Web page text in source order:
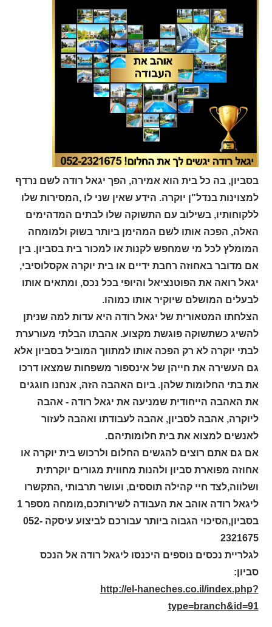
בסביון, בה כל בית הוא אמירה, הפך יגאל רודה לשם נרדף
למצוינות בנדל"ן יוקרה. הידע שאין שני לו ,המסירות שלו
ללקוחותיו, בשילוב עם התשוקה שלו לבתים המדהימים
האלה, הפכה אותו לשם המהימן ביותר בשוק ולמומחה
המומלץ לכל מי שמחפש לקנות או למכור בית בסביון. בין
אם מדובר באחוזה רחבת ידיים או בית יוקרה אקסלוסיבי,
יגאל רואה את הפוטנציאל והיופי בכל נכס, ומתאים אותו
לבעלים המושלם שיוקיר אותו כמוהו.
הצלחתו המטאורית של יגאל רודה היא עדות למה שניתן
להשיג כשתשוקה פוגשת מקצוע. אהבתו הבלתי מעורערת
לבתי יוקרה לא רק הפכה אותו למתווך המוביל בסביון אלא
גם העשירה את חייהן של אינספור משפחות שמצאו דרכו
את בתי החלומות שלהן. ביום האהבה הזה, אנחנו חוגגים
את האהבה הייחודית שמניעה את יגאל רודה - אהבה
ליוקרה, אהבה לסביון, אהבה לעבודתו ואהבה לעזור
לאנשים למצוא את בית חלומותיהם.
אם גם אתם רוצים להגשים החלום ולרכוש בית יוקרה או
אחוזה מפוארת סביון ולהנות מחווית מגורים יוקרתית
ושלווה,לצד חיי קהילה תוססים, ועושר תרבותי ,התקשרו
ליגאל רודה אוהב את העבודה לשירותכם,מומחה מספר 1
בסביון,הסיכוי הגבוה ביותר עבורכם לביצוע עיסקה 052-
2321675
לגלריית נכסים נוספים היכנסו ליגאל רודה אל הנכס
סביון:
http://el-haneches.co.il/index.php?
type=branch&id=91